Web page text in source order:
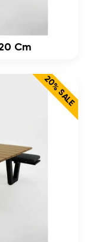
Cm
20% SALE